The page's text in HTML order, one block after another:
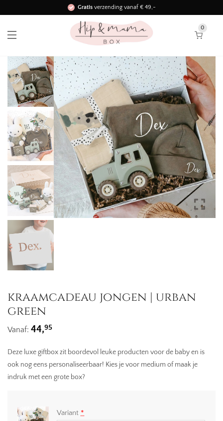
Gratisverzending vanaf € 49,-
Binnen 3 werkdagen in huis!
0
kraamcadeau jongen | urban
green
Vanaf: 44,95
Deze luxe giftbox zit boordevol leuke producten voor de baby en is
ook nog eens personaliseerbaar! Kies je voor medium of maak je
indruk met een grote box?
Variant *